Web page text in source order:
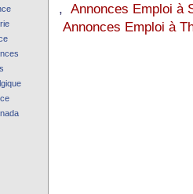
, Annonces Emploi à
Annonces Emploi à